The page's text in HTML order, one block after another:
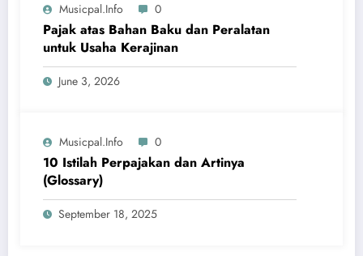
Musicpal.info 0
Pajak atas Bahan Baku dan Peralatan
untuk Usaha Kerajinan
June 3, 2026
Musicpal.info 0
10 Istilah Perpajakan dan Artinya
(Glossary)
September 18, 2025